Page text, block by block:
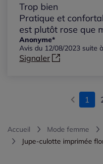
Trop bien
Pratique et
est plutôt rose que
Anonyme*
Avis du 12/08/2023 suite
Signaler
1
Accueil Mode femme
Jupe-culotte imprimée